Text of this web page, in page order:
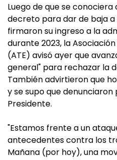
Luego de que se
decreto para dar de baja
firmaron su ingreso a la
durante 2023, la
(ATE) avisó ayer que
general" para rechazar la
También advirtieron que
y se supo que
Presidente.
"Estamos frente a un
antecedentes contra los
Mañana (por hoy), una